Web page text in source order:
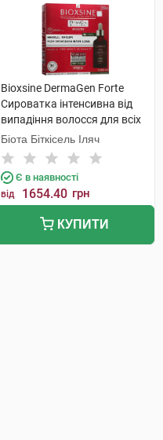
Bioxsine DermaGen Forte
Сироватка інтенсивна від
випадіння волосся для всіх
типів 50 мл 3 флакона
Біота Біткісель Іляч
Є в наявності
від 1654.40 грн
КУПИТИ